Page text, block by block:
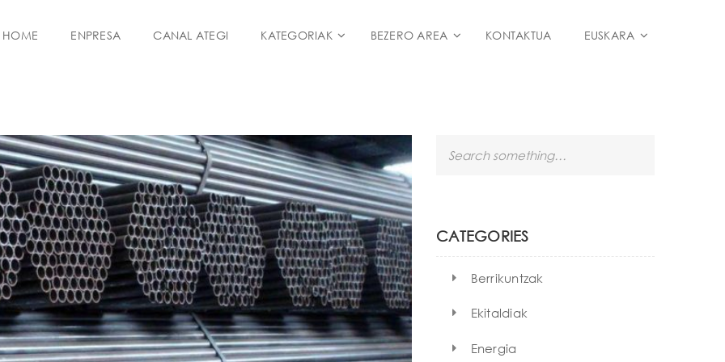
HOME ENPRESA CANAL ATEGI KATEGORIAK BEZERO AREA KONTAKTUA EUSKARA
h
CATEGORIES
Berrikuntzak
Ekitaldiak
Energia